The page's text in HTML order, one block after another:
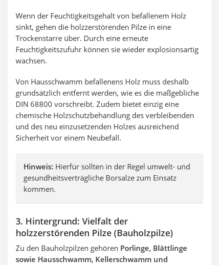
Wenn der Feuchtigkeitsgehalt von befallenem Holz
sinkt, gehen die holzzerstörenden Pilze in eine
Trockenstarre über. Durch eine erneute
Feuchtigkeitszufuhr können sie wieder explosionsartig
wachsen.
Von Hausschwamm befallenens Holz muss deshalb
grundsätzlich entfernt werden, wie es die maßgebliche
DIN 68800 vorschreibt. Zudem bietet einzig eine
chemische Holzschutzbehandlung des verbleibenden
und des neu einzusetzenden Holzes ausreichend
Sicherheit vor einem Neubefall.
Hinweis: Hierfür sollten in der Regel umwelt- und
gesundheitsverträgliche Borsalze zum Einsatz
kommen.
3. Hintergrund: Vielfalt der
holzzerstörenden Pilze (Bauholzpilze)
Zu den Bauholzpilzen gehören Porlinge, Blättlinge
sowie Hausschwamm, Kellerschwamm und